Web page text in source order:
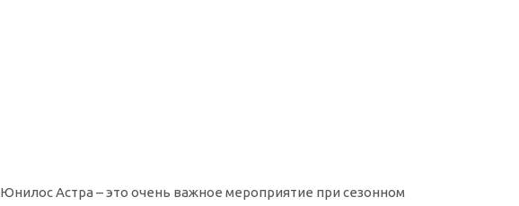
Астра – это очень важное мероприятие при сезонном